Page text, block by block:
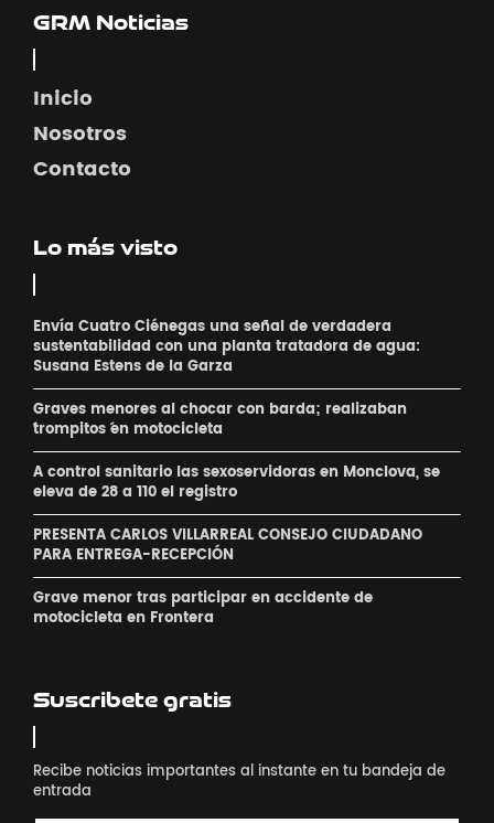
GRM Noticias
Inicio
Nosotros
Contacto
Lo más visto
Envía Cuatro Ciénegas una señal de verdadera
sustentabilidad con una planta tratadora de agua:
Susana Estens de la Garza
Graves menores al chocar con barda; realizaban
´trompitos ´en motocicleta
A control sanitario las sexoservidoras en Monclova, se
eleva de 28 a 110 el registro
PRESENTA CARLOS VILLARREAL CONSEJO CIUDADANO
PARA ENTREGA-RECEPCIÓN
Grave menor tras participar en accidente de
motocicleta en Frontera
Suscribete gratis
Recibe noticias importantes al instante en tu bandeja de
entrada